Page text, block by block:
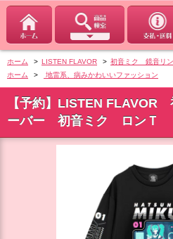
ホーム > LISTEN FLAVOR > 初音ミク 鏡音リ
ホーム
> 地雷系、病みかわいいファッション
【予約】LISTEN FLAVOR
ーバー 初音ミク ロンＴ